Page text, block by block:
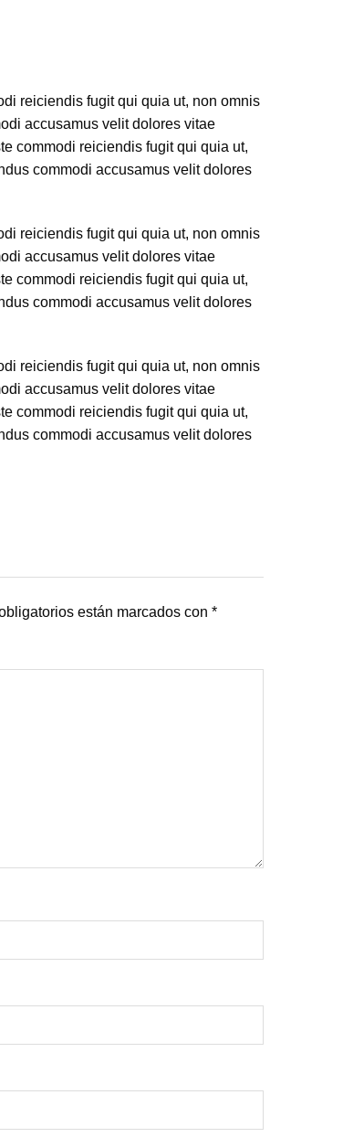
reiciendis fugit qui quia ut, non omnis
accusamus velit dolores vitae
commodi reiciendis fugit qui quia ut,
commodi accusamus velit dolores
reiciendis fugit qui quia ut, non omnis
accusamus velit dolores vitae
commodi reiciendis fugit qui quia ut,
commodi accusamus velit dolores
reiciendis fugit qui quia ut, non omnis
accusamus velit dolores vitae
commodi reiciendis fugit qui quia ut,
commodi accusamus velit dolores
están marcados con *